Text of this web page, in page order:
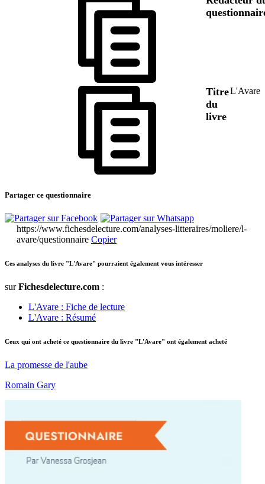
Titre
du
livre
L'Avare
Partager ce questionnaire
https://www.fichesdelecture.com/analyses-litteraires/moliere/l-
avare/questionnaire Copier
Ces analyses du livre "L'Avare" pourraient également vous intéresser
surFichesdelecture.com :
L'Avare : Fiche de lecture
L'Avare : Résumé
Ceux qui ont acheté ce questionnaire du livre "L'Avare" ont également acheté
La promesse de l'aube
Romain Gary